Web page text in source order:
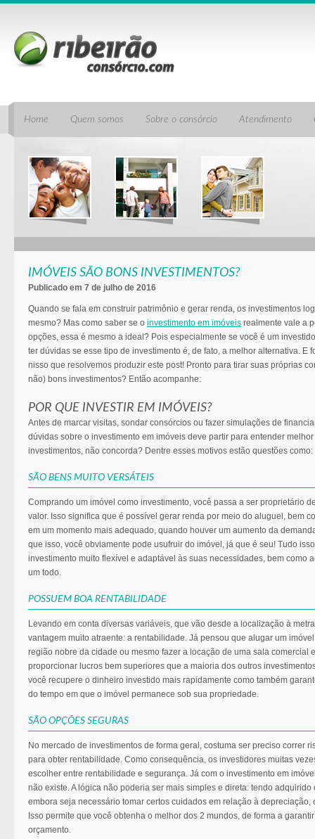
Home Quem somos Sobre o consórcio Atendimento
IMÓVEIS SÃO BONS INVESTIMENTOS?
Publicado em 7 de julho de 2016
Quando se fala em construir patrimônio e gerar renda, os investimentos
mesmo? Mas como saber se o investimento em imóveis realmente vale a
opções, essa é mesmo a ideal? Pois especialmente se você é um
ter dúvidas se esse tipo de investimento é, de fato, a melhor alternativa. E
nisso que resolvemos produzir este post! Pronto para tirar suas próprias
não) bons investimentos? Então acompanhe:
POR QUE INVESTIR EM IMÓVEIS?
Antes de marcar visitas, sondar consórcios ou fazer simulações de
dúvidas sobre o investimento em imóveis deve partir para entender
investimentos, não concorda? Dentre esses motivos estão questões como:
SÃO BENS MUITO VERSÁTEIS
Comprando um imóvel como investimento, você passa a ser proprietário
valor. Isso significa que é possível gerar renda por meio do aluguel, bem
em um momento mais adequado, quando houver um aumento da
que isso, você obviamente pode usufruir do imóvel, já que é seu! Tudo
investimento muito flexível e adaptável às suas necessidades, bem como
um todo.
POSSUEM BOA RENTABILIDADE
Levando em conta diversas variáveis, que vão desde a localização à
vantagem muito atraente: a rentabilidade. Já pensou que alugar um
região nobre da cidade ou mesmo fazer a locação de uma sala comercial
proporcionar lucros bem superiores que a maioria dos outros
você recupere o dinheiro investido mais rapidamente como também
do tempo em que o imóvel permanece sob sua propriedade.
SÃO OPÇÕES SEGURAS
No mercado de investimentos de forma geral, costuma ser preciso correr
para obter rentabilidade. Como consequência, os investidores muitas
escolher entre rentabilidade e segurança. Já com o investimento em
não existe. A lógica não poderia ser mais simples e direta: tendo adquirido
embora seja necessário tomar certos cuidados em relação à depreciação,
Isso permite que você obtenha o melhor dos 2 mundos, de forma a
orçamento.